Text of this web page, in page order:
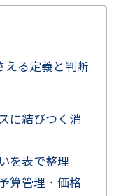
える定義と判断
に結びつく消
を表で整理
算管理・価格